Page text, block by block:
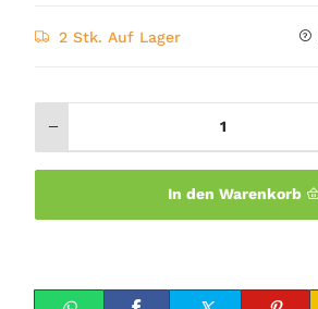
2 Stk. Auf Lager
In den Warenkorb